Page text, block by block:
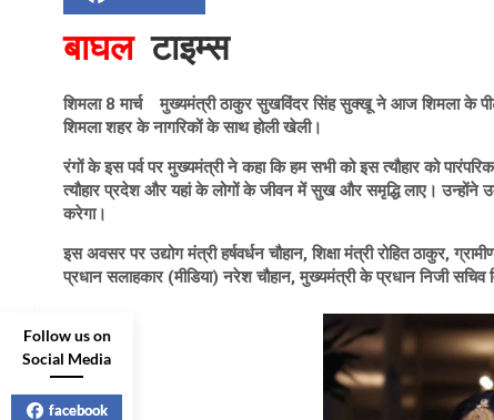
बाघल टाइम्स
शिमला 8 मार्च मुख्यमंत्री ठाकुर सुखविंदर सिंह सुक्खू ने आज शिमला के
शिमला शहर के नागरिकों के साथ होली खेली।
रंगों के इस पर्व पर मुख्यमंत्री ने कहा कि हम सभी को इस त्यौहार को
त्यौहार प्रदेश और यहां के लोगों के जीवन में सुख और समृद्धि लाए। उन्होंने
करेगा।
इस अवसर पर उद्योग मंत्री हर्षवर्धन चौहान, शिक्षा मंत्री रोहित ठाकुर,
प्रधान सलाहकार (मीडिया) नरेश चौहान, मुख्यमंत्री के प्रधान निजी सचिव
Follow us on
Social Media
facebook